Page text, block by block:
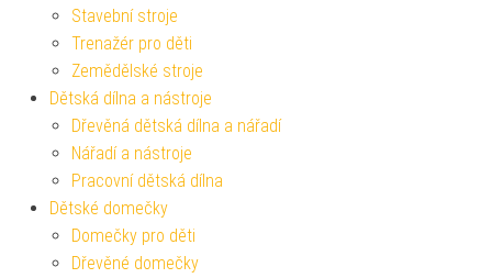
Stavební stroje
Trenažér pro děti
Zemědělské stroje
Dětská dílna a nástroje
Dřevěná dětská dílna a nářadí
Nářadí a nástroje
Pracovní dětská dílna
Dětské domečky
Domečky pro děti
Dřevěné domečky